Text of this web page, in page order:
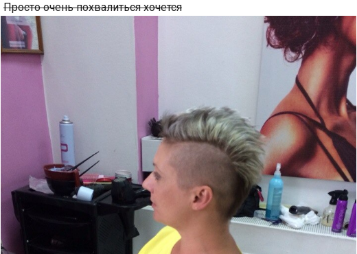
Просто очень похвалиться хочется